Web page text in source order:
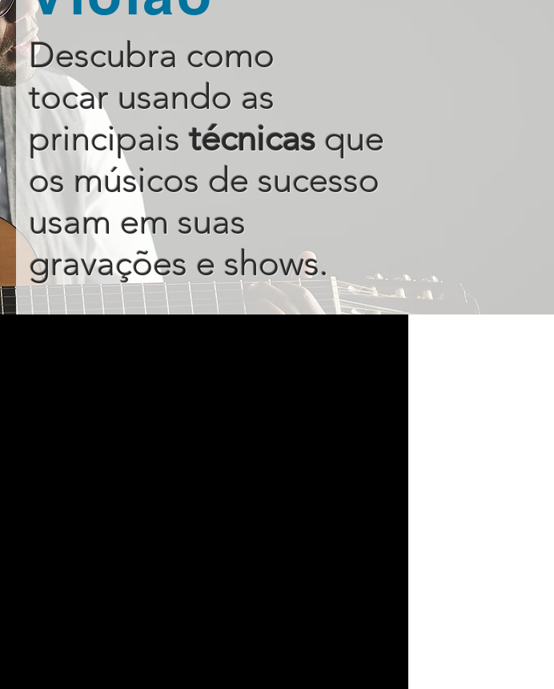
Descubra como
tocar usando as
principaistécnicas que
os músicos de sucesso
usam em suas
gravações e shows.